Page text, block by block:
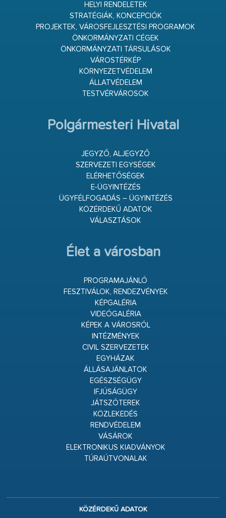
HELYI RENDELETEK
STRATÉGIÁK, KONCEPCIÓK
PROJEKTEK, VÁROSFEJLESZTÉSI PROGRAMOK
ÖNKORMÁNYZATI CÉGEK
ÖNKORMÁNYZATI TÁRSULÁSOK
VÁROSTÉRKÉP
KÖRNYEZETVÉDELEM
ÁLLATVÉDELEM
TESTVÉRVÁROSOK
Polgármesteri Hivatal
JEGYZŐ, ALJEGYZŐ
SZERVEZETI EGYSÉGEK
ELÉRHETŐSÉGEK
E-ÜGYINTÉZÉS
ÜGYFÉLFOGADÁS – ÜGYINTÉZÉS
KÖZÉRDEKŰ ADATOK
VÁLASZTÁSOK
Élet a városban
PROGRAMAJÁNLÓ
FESZTIVÁLOK, RENDEZVÉNYEK
KÉPGALÉRIA
VIDEÓGALÉRIA
KÉPEK A VÁROSRÓL
INTÉZMÉNYEK
CIVIL SZERVEZETEK
EGYHÁZAK
ÁLLÁSAJÁNLATOK
EGÉSZSÉGÜGY
IFJÚSÁGÜGY
JÁTSZÓTEREK
KÖZLEKEDÉS
RENDVÉDELEM
VÁSÁROK
ELEKTRONIKUS KIADVÁNYOK
TÚRAÚTVONALAK
KÖZÉRDEKŰ ADATOK